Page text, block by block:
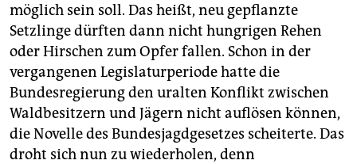
möglich sein soll. Das heißt, neu gepflanzte
Setzlinge dürften dann nicht hungrigen Rehen
oder Hirschen zum Opfer fallen. Schon in der
vergangenen Legislaturperiode hatte die
Bundesregierung den uralten Konflikt zwischen
Waldbesitzern und Jägern nicht auflösen können,
die Novelle des Bundesjagdgesetzes scheiterte. Das
droht sich nun zu wiederholen, denn